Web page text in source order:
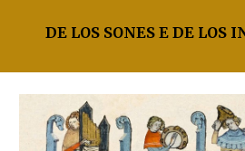
DE LOS SONES E DE LOS